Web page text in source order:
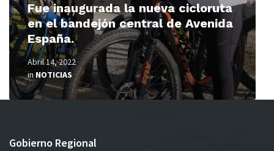
Fue inaugurada la nueva cicloruta
en el bandejón central de Avenida
España.
Abril 14, 2022
inNOTICIAS
Gobierno Regional